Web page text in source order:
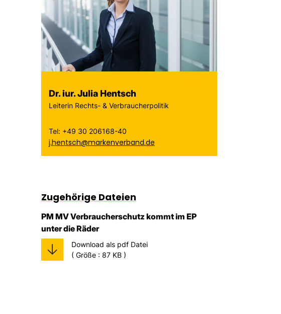
Dr. iur. Julia Hentsch
Leiterin Rechts- & Verbraucherpolitik
Tel: +49 30 206168-40
j.hentsch@markenverband.de
Zugehörige Dateien
PM MV Verbraucherschutz kommt im EP
unter die Räder
Download als pdf Datei
( Größe : 87 KB )